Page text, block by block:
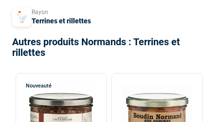
Rayon
Terrines et rillettes
Autres produits Normands : Terrines et
rillettes
Nouveauté